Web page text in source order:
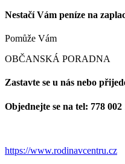
Nestačí Vám peníze na
Pomůže Vám
OBČANSKÁ PORADNA
Zastavte se u nás nebo
Objednejte se na tel: 778 002
https://www.rodinavcentru.cz